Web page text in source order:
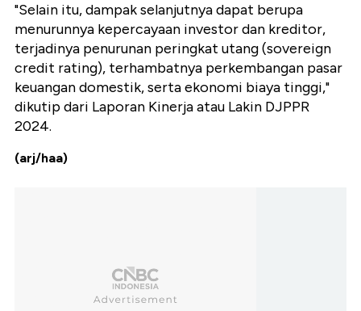
"Selain itu, dampak selanjutnya dapat berupa
menurunnya kepercayaan investor dan kreditor,
terjadinya penurunan peringkat utang (sovereign
credit rating), terhambatnya perkembangan pasar
keuangan domestik, serta ekonomi biaya tinggi,"
dikutip dari Laporan Kinerja atau Lakin DJPPR
2024.
(arj/haa)